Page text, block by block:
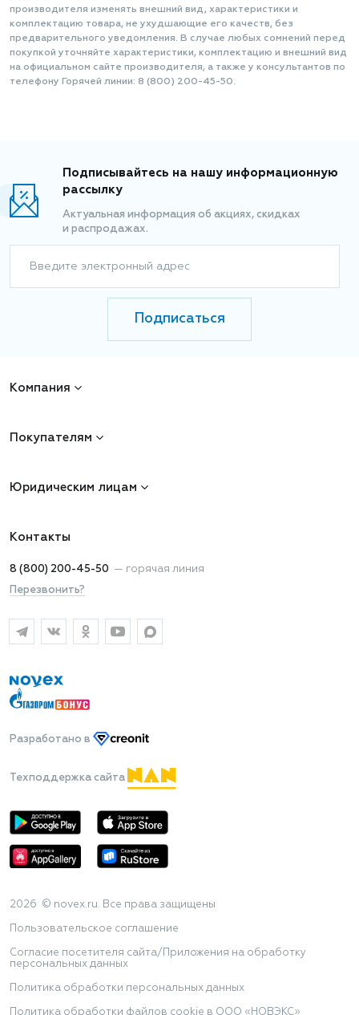
производителя изменять внешний вид, характеристики и
комплектацию товара, не ухудшающие его качеств, без
предварительного уведомления. В случае любых сомнений перед
покупкой уточняйте характеристики, комплектацию и внешний вид
на официальном сайте производителя, а также у консультантов по
телефону Горячей линии: 8 (800) 200-45-50.
Подписывайтесь на нашу информационную
рассылку
Актуальная информация об акциях, скидках
и распродажах.
Введите электронный адрес
Подписаться
Компания
Покупателям
Юридическим лицам
Контакты
8 (800) 200-45-50 — горячая линия
Перезвонить?
Разработано в
Техподдержка сайта
2026 © novex.ru. Все права защищены
Пользовательское соглашение
Согласие посетителя сайта/Приложения на обработку
персональных данных
Политика обработки персональных данных
Политика обработки файлов cookie в ООО «НОВЭКС»